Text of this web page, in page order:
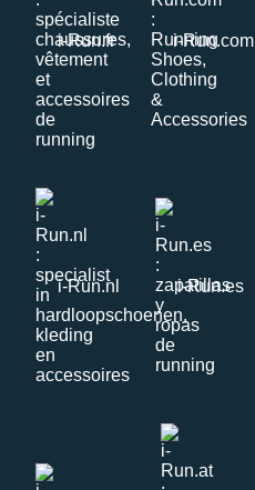
i-Run.fr i-Run.com
i-Run.nl i-Run.es